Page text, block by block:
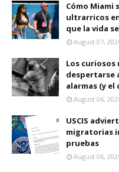
Cómo Miami
ultrarricos
que la vida
August 07,
Los curiosos
despertarse
alarmas (y el
August 06,
USCIS
migratorias
pruebas
August 06,